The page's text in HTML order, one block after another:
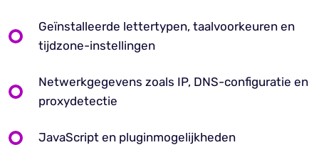
Geïnstalleerde lettertypen, taalvoorkeuren en
tijdzone-instellingen
Netwerkgegevens zoals IP, DNS-configuratie en
proxydetectie
JavaScript en pluginmogelijkheden